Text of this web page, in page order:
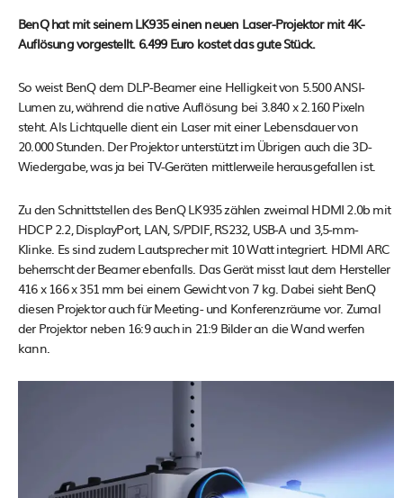
BenQ hat mit seinem LK935 einen neuen Laser-Projektor mit 4K-
Auflösung vorgestellt. 6.499 Euro kostet das gute Stück.
So weist BenQ dem DLP-Beamer eine Helligkeit von 5.500 ANSI-
Lumen zu, während die native Auflösung bei 3.840 x 2.160 Pixeln
steht. Als Lichtquelle dient ein Laser mit einer Lebensdauer von
20.000 Stunden. Der Projektor unterstützt im Übrigen auch die 3D-
Wiedergabe, was ja bei TV-Geräten mittlerweile herausgefallen ist.
Zu den Schnittstellen des BenQ LK935 zählen zweimal HDMI 2.0b mit
HDCP 2.2, DisplayPort, LAN, S/PDIF, RS232, USB-A und 3,5-mm-
Klinke. Es sind zudem Lautsprecher mit 10 Watt integriert. HDMI ARC
beherrscht der Beamer ebenfalls. Das Gerät misst laut dem Hersteller
416 x 166 x 351 mm bei einem Gewicht von 7 kg. Dabei sieht BenQ
diesen Projektor auch für Meeting- und Konferenzräume vor. Zumal
der Projektor neben 16:9 auch in 21:9 Bilder an die Wand werfen
kann.